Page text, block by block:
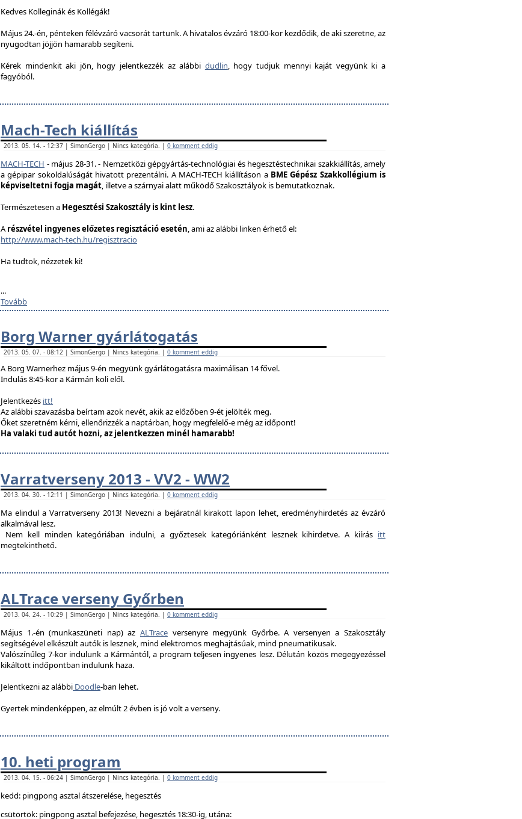
Kedves Kolleginák és Kollégák!
Május 24.-én, pénteken félévzáró vacsorát tartunk. A hivatalos évzáró 18:00-kor kezdődik, de aki szeretne, az
nyugodtan jöjjön hamarabb segíteni.
Kérek mindenkit aki jön, hogy jelentkezzék az alábbi dudlin, hogy tudjuk mennyi kaját vegyünk ki a
fagyóból.
Mach-Tech kiállítás
2013. 05. 14. - 12:37 | SimonGergo | Nincs kategória. | 0 komment eddig
MACH-TECH - május 28-31.- Nemzetközi gépgyártás-technológiai és hegesztéstechnikai szakkiállítás, amely
a gépipar sokoldalúságát hivatott prezentálni. A MACH-TECH kiállításon a BME Gépész Szakkollégium is
képviseltetni fogja magát, illetve a szárnyai alatt működő Szakosztályok is bemutatkoznak.
Természetesen a Hegesztési Szakosztály is kint lesz.
Arészvétel ingyenes előzetes regisztáció esetén, ami az alábbi linken érhető el:
http://www.mach-tech.hu/regisztracio
Ha tudtok, nézzetek ki!
...
Tovább
Borg Warner gyárlátogatás
2013. 05. 07. - 08:12 | SimonGergo | Nincs kategória. | 0 komment eddig
A Borg Warnerhez május 9-én megyünk gyárlátogatásra maximálisan 14 fővel.
Indulás 8:45-kor a Kármán koli elől.
Jelentkezés itt!
Az alábbi szavazásba beírtam azok nevét, akik az előzőben 9-ét jelölték meg.
Őket szeretném kérni, ellenőrizzék a naptárban, hogy megfelelő-e még az időpont!
Ha valaki tud autót hozni, az jelentkezzen minél hamarabb!
Varratverseny 2013 - VV2 - WW2
2013. 04. 30. - 12:11 | SimonGergo | Nincs kategória. | 0 komment eddig
Ma elindul a Varratverseny 2013! Nevezni a bejáratnál kirakott lapon lehet, eredményhirdetés az évzáró
alkalmával lesz.
Nem kell minden kategóriában indulni, a győztesek kategóriánként lesznek kihirdetve. A kiírás itt
megtekinthető.
ALTrace verseny Győrben
2013. 04. 24. - 10:29 | SimonGergo | Nincs kategória. | 0 komment eddig
Május 1.-én (munkaszüneti nap) az ALTraceversenyre megyünk Győrbe. A versenyen a Szakosztály
segítségével elkészült autók is lesznek, mind elektromos meghajtásúak, mind pneumatikusak.
Valószínűleg 7-kor indulunk a Kármántól, a program teljesen ingyenes lesz.Délután közös megegyezéssel
kikáltott indőpontban indulunk haza.
Jelentkezni az alábbi Doodle-ban lehet.
Gyertek mindenképpen, az elmúlt 2 évben is jó volt a verseny.
10. heti program
2013. 04. 15. - 06:24 | SimonGergo | Nincs kategória. | 0 komment eddig
kedd: pingpong asztal átszerelése, hegesztés
csütörtök: pingpong asztal befejezése, hegesztés 18:30-ig, utána: